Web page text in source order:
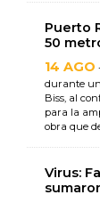
Puerto
50
14 AGO
durante
Biss, al
para la
obra que
Virus: